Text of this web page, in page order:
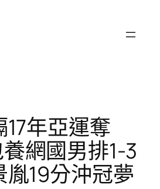
年亞運奪
網國男排1-3
胤19分沖冠夢